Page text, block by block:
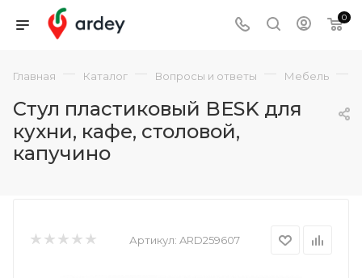
0
Главная — Каталог — Вопросы и ответы — Мебель —
Стул пластиковый BESK для
кухни, кафе, столовой,
капучино
Артикул: ARD259607